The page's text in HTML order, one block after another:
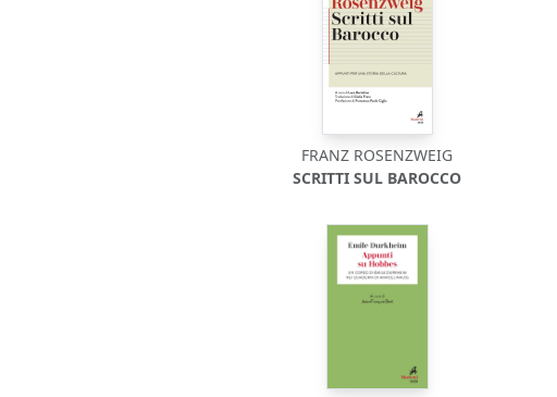
FRANZ ROSENZWEIG
SCRITTI SUL BAROCCO